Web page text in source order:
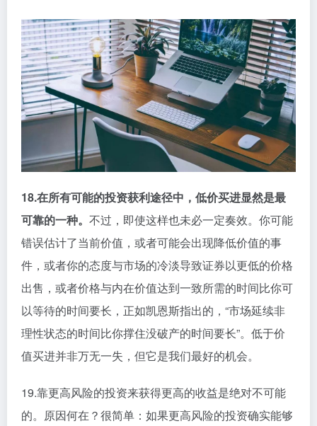
18.在所有可能的投资获利途径中，低价买进显然是最
可靠的一种。 不过，即使这样也未必一定奏效。你可能
错误估计了当前价值，或者可能会出现降低价值的事
件，或者你的态度与市场的冷淡导致证券以更低的价格
出售，或者价格与内在价值达到一致所需的时间比你可
以等待的时间要长，正如凯恩斯指出的，“市场延续非
理性状态的时间比你撑住没破产的时间要长”。低于价
值买进并非万无一失，但它是我们最好的机会。
19.靠更高风险的投资来获得更高的收益是绝对不可能
的。原因何在？很简单：如果更高风险的投资确实能够